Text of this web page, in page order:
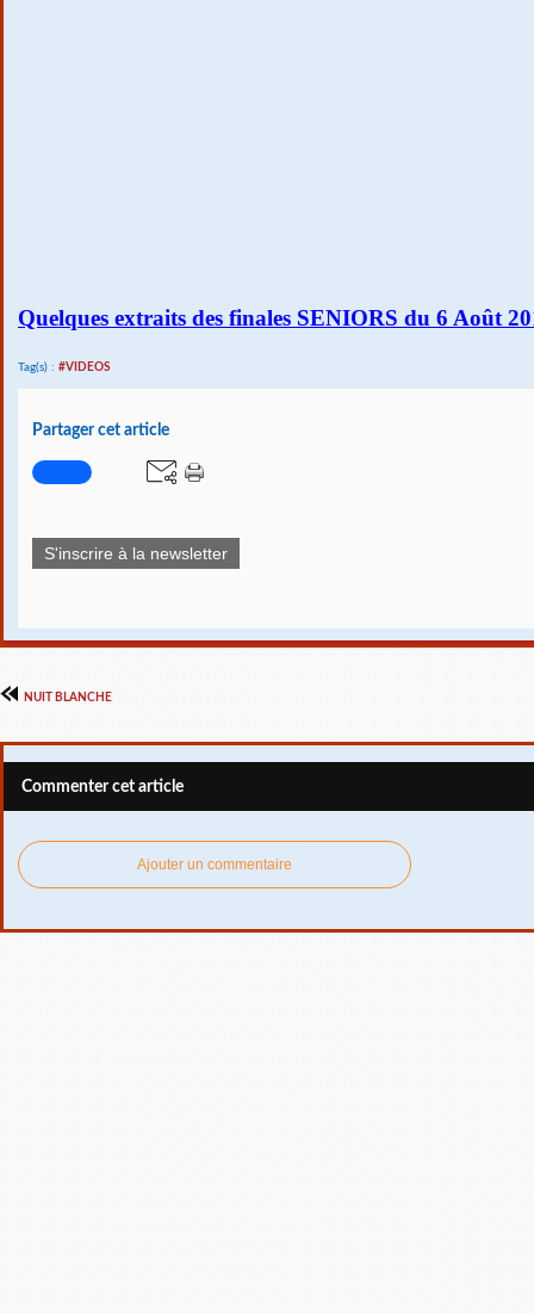
Quelques extraits des finales SENIORS du 6 Août
Tag(s) : #VIDEOS
Partager cet article
S'inscrire à la newsletter
NUIT BLANCHE
Commenter cet article
Ajouter un commentaire